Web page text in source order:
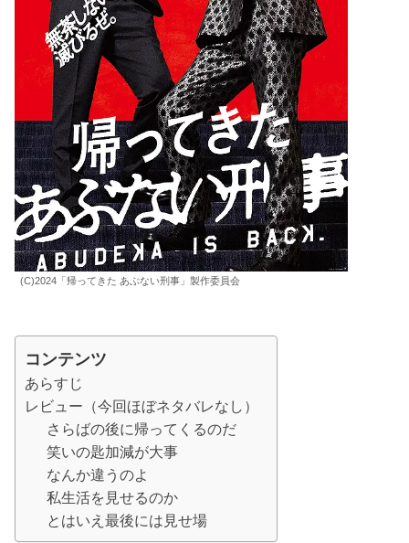
(C)2024「帰ってきた あぶない刑事」製作委員会
コンテンツ
あらすじ
レビュー（今回ほぼネタバレなし）
さらばの後に帰ってくるのだ
笑いの匙加減が大事
なんか違うのよ
私生活を見せるのか
とはいえ最後には見せ場